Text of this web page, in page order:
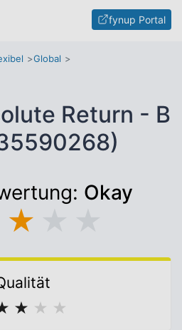
fynup Portal
Global
Return - B
Okay
★
★ ★ ★